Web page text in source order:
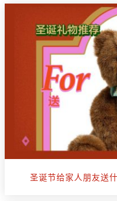
圣诞节给家人朋友送